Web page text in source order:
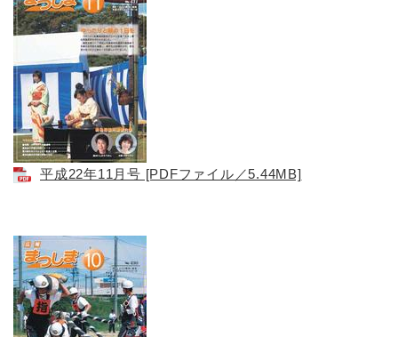
平成22年11月号 [PDFファイル／5.44MB]